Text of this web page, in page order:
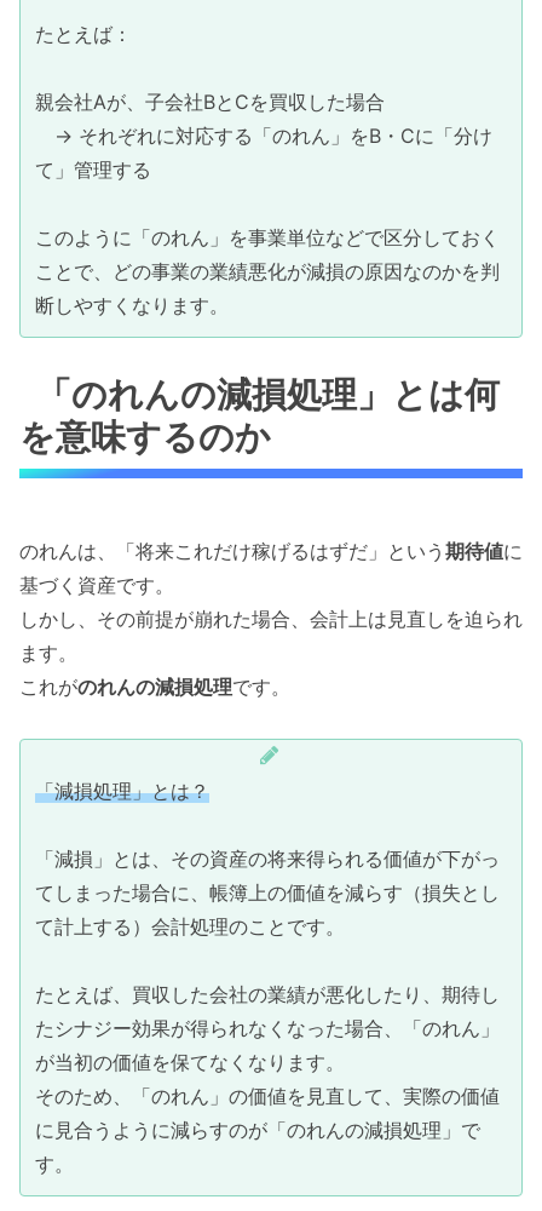
たとえば：
親会社Aが、子会社BとCを買収した場合
→ それぞれに対応する「のれん」をB・Cに「分け
て」管理する
このように「のれん」を事業単位などで区分しておく
ことで、どの事業の業績悪化が減損の原因なのかを判
断しやすくなります。
「のれんの減損処理」とは何
を意味するのか
のれんは、「将来これだけ稼げるはずだ」という 期待値に
基づく資産です。
しかし、その前提が崩れた場合、会計上は見直しを迫られ
ます。
これがのれんの減損処理です。
「減損処理」とは？
「減損」とは、その資産の将来得られる価値が下がっ
てしまった場合に、帳簿上の価値を減らす（損失とし
て計上する）会計処理のことです。
たとえば、買収した会社の業績が悪化したり、期待し
たシナジー効果が得られなくなった場合、「のれん」
が当初の価値を保てなくなります。
そのため、「のれん」の価値を見直して、実際の価値
に見合うように減らすのが「のれんの減損処理」で
す。